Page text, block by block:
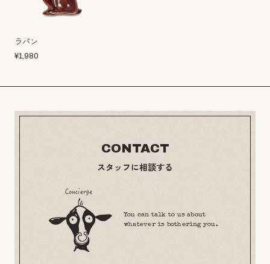
ラパン
¥1,980
CONTACT
スタッフに相談する
You can talk to us about
whatever is bothering you.